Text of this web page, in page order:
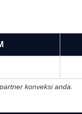
konveksi anda.